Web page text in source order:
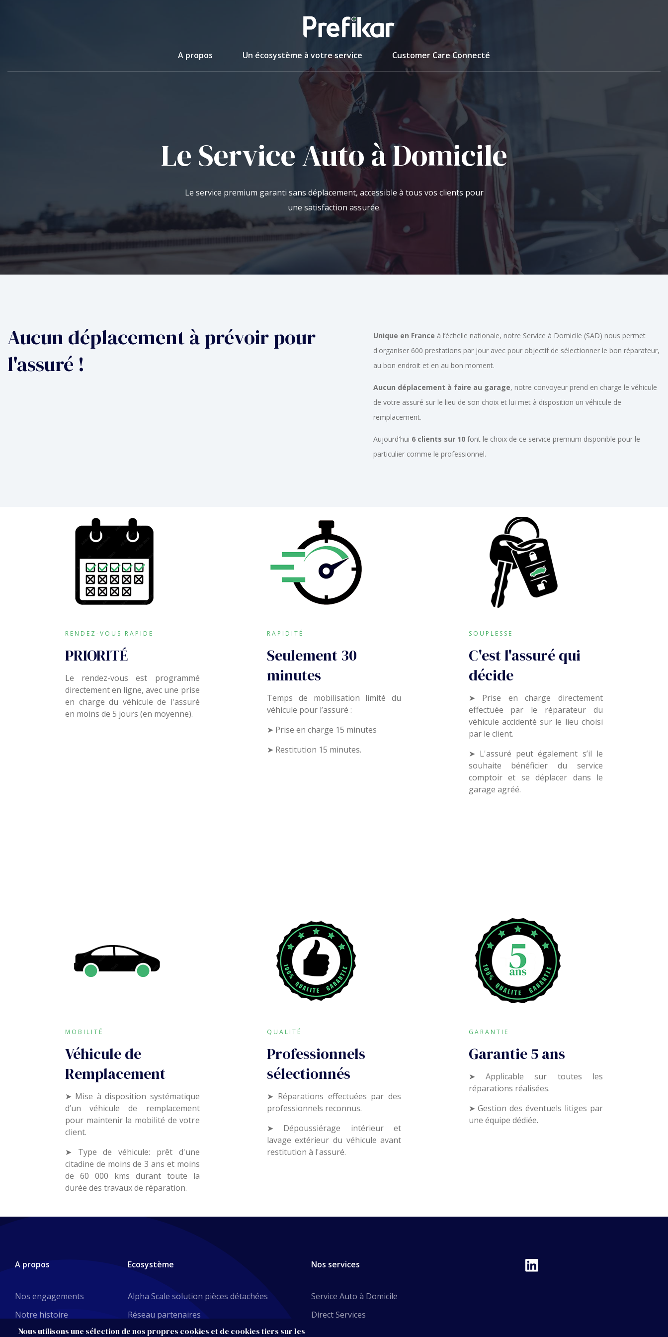
A propos
Un écosystème à votre service Customer Care Connecté
Le Service Auto à Domicile
Le service premium garanti sans déplacement, accessible à tous vos clients pour
une satisfaction assurée.
Aucun déplacement à prévoir pour
l'assuré !
Unique en France à l’échelle nationale, notre Service à Domicile (SAD) nous permet
d'organiser 600 prestations par jour avec pour objectif de sélectionner le bon réparateur,
au bon endroit et en au bon moment.
Aucun déplacement à faire au garage, notre convoyeur prend en charge le véhicule
de votre assuré sur le lieu de son choix et lui met à disposition un véhicule de
remplacement.
Aujourd'hui 6 clients sur 10font le choix de ce service premium disponible pour le
particulier comme le professionnel.
RENDEZ-VOUS RAPIDE
PRIORITÉ
Le rendez-vous est programmé
directement en ligne, avec une prise
en charge du véhicule de l'assuré
en moins de 5 jours (en moyenne).
RAPIDITÉ
Seulement 30
minutes
Temps de mobilisation limité du
véhicule pour l’assuré :
➤ Prise en charge 15 minutes
➤ Restitution 15 minutes.
SOUPLESSE
C'est l'assuré qui
décide
➤ Prise en charge directement
effectuée par le réparateur du
véhicule accidenté sur le lieu choisi
par le client.
➤ L'assuré peut également s’il le
souhaite bénéficier du service
comptoir et se déplacer dans le
garage agréé.
MOBILITÉ
Véhicule de
Remplacement
➤ Mise à disposition systématique
d’un véhicule de remplacement
pour maintenir la mobilité de votre
client.
➤ Type de véhicule: prêt d'une
citadine de moins de 3 ans et moins
de 60 000 kms durant toute la
durée des travaux de réparation.
QUALITÉ
Professionnels
sélectionnés
➤ Réparations effectuées par des
professionnels reconnus.
➤ Dépoussiérage intérieur et
lavage extérieur du véhicule avant
restitution à l'assuré.
GARANTIE
Garantie 5 ans
➤ Applicable sur toutes les
réparations réalisées.
➤ Gestion des éventuels litiges par
une équipe dédiée.
A propos
Nos engagements
Notre histoire
Ecosystème
Alpha Scale solution pièces détachées
Réseau partenaires
Nos services
Service Auto à Domicile
Direct Services
Nous utilisons une sélection de nos propres cookies et de cookies tiers sur les